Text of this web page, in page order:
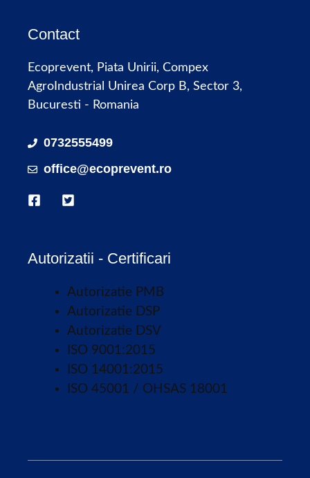
Contact
Ecoprevent, Piata Unirii, Compex
AgroIndustrial Unirea Corp B, Sector 3,
Bucuresti - Romania
0732555499
office@ecoprevent.ro
Autorizatii - Certificari
Autorizatie PMB
Autorizatie DSP
Autorizatie DSV
ISO 9001:2015
ISO 14001:2015
ISO 45001 / OHSAS 18001